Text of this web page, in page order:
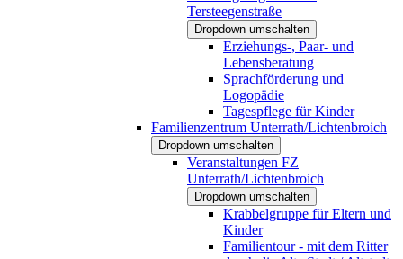
Tersteegenstraße
Dropdown umschalten
Erziehungs-, Paar- und
Lebensberatung
Sprachförderung und
Logopädie
Tagespflege für Kinder
Familienzentrum Unterrath/Lichtenbroich
Dropdown umschalten
Veranstaltungen FZ
Unterrath/Lichtenbroich
Dropdown umschalten
Krabbelgruppe für Eltern und
Kinder
Familientour - mit dem Ritter